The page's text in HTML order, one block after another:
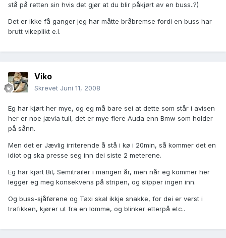
stå på retten sin hvis det gjør at du blir påkjørt av en buss..?)
Det er ikke få ganger jeg har måtte bråbremse fordi en buss har
brutt vikeplikt e.l.
Viko
Skrevet Juni 11, 2008
Eg har kjørt her mye, og eg må bare sei at dette som står i avisen
her er noe jævla tull, det er mye flere Auda enn Bmw som holder
på sånn.
Men det er Jævlig irriterende å stå i kø i 20min, så kommer det en
idiot og ska presse seg inn dei siste 2 meterene.
Eg har kjørt Bil, Semitrailer i mangen år, men når eg kommer her
legger eg meg konsekvens på stripen, og slipper ingen inn.
Og buss-sjåførene og Taxi skal ikkje snakke, for dei er verst i
trafikken, kjører ut fra en lomme, og blinker etterpå etc..